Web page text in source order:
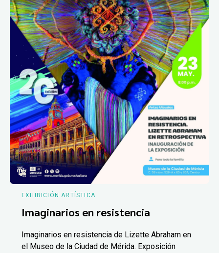
EXHIBICIÓN ARTÍSTICA
Imaginarios en resistencia
Imaginarios en resistencia de Lizette Abraham en
el Museo de la Ciudad de Mérida. Exposición